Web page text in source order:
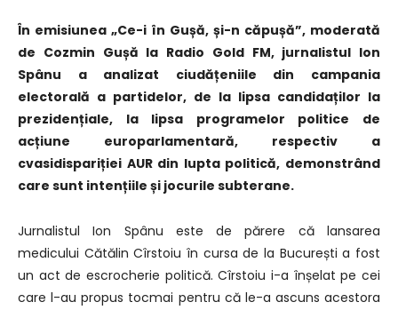
În emisiunea „Ce-i în Gușă, și-n căpușă”, moderată
de Cozmin Gușă la Radio Gold FM, jurnalistul Ion
Spânu a analizat ciudățeniile din campania
electorală a partidelor, de la lipsa candidaților la
prezidențiale, la lipsa programelor politice de
acțiune europarlamentară, respectiv a
cvasidispariției AUR din lupta politică, demonstrând
care sunt intențiile și jocurile subterane.
Jurnalistul Ion Spânu este de părere că lansarea
medicului Cătălin Cîrstoiu în cursa de la București a fost
un act de escrocherie politică. Cîrstoiu i-a înșelat pe cei
care l-au propus tocmai pentru că le-a ascuns acestora